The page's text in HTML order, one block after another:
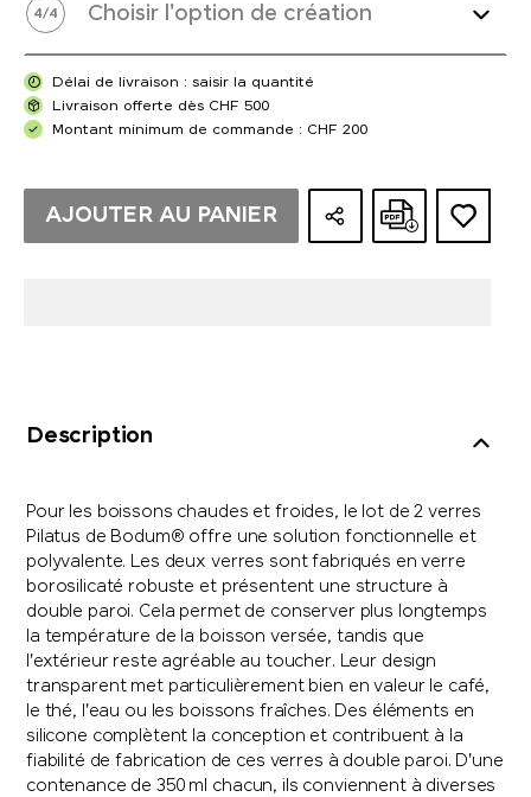
4/4 Choisir l'option de création
Délai de livraison : saisir la quantité
Livraison offerte dès CHF 500
Montant minimum de commande : CHF 200
AJOUTER AU PANIER
Description
Pour les boissons chaudes et froides, le lot de 2 verres
Pilatus de Bodum® offre une solution fonctionnelle et
polyvalente. Les deux verres sont fabriqués en verre
borosilicaté robuste et présentent une structure à
double paroi. Cela permet de conserver plus longtemps
la température de la boisson versée, tandis que
l'extérieur reste agréable au toucher. Leur design
transparent met particulièrement bien en valeur le café,
le thé, l'eau ou les boissons fraîches. Des éléments en
silicone complètent la conception et contribuent à la
fiabilité de fabrication de ces verres à double paroi. D'une
contenance de 350 ml chacun, ils conviennent à diverses